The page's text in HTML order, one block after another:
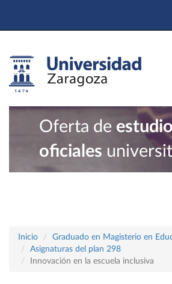
Oferta de
oficiales
Inicio
Graduado en Magisterio en
Asignaturas del plan 298
Innovación en la escuela inclusiva